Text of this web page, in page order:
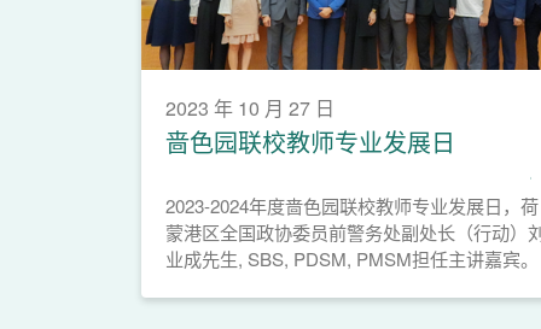
2023 年 10 月 27 日
啬色园联校教师专业发展日
2023-2024年度啬色园联校教师专业发展日，荷
蒙港区全国政协委员前警务处副处长（行动）
业成先生, SBS, PDSM, PMSM担任主讲嘉宾。